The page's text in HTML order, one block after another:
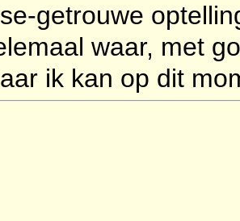
getrouwe
waar, met
ik kan op dit